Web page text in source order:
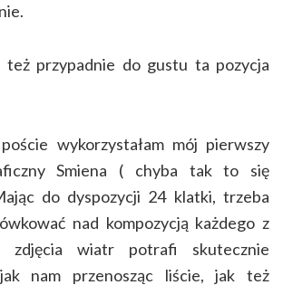
też przypadnie do gustu ta pozycja
wykorzystałam mój pierwszy
Smiena ( chyba tak to się
do dyspozycji 24 klatki, trzeba
nad kompozycją każdego z
zdjęcia wiatr potrafi skutecznie
jak nam przenosząc liście, jak też